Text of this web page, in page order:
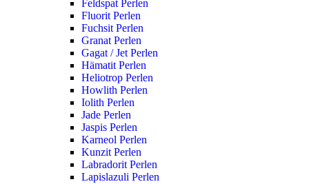
Feldspat Perlen
Fluorit Perlen
Fuchsit Perlen
Granat Perlen
Gagat / Jet Perlen
Hämatit Perlen
Heliotrop Perlen
Howlith Perlen
Iolith Perlen
Jade Perlen
Jaspis Perlen
Karneol Perlen
Kunzit Perlen
Labradorit Perlen
Lapislazuli Perlen